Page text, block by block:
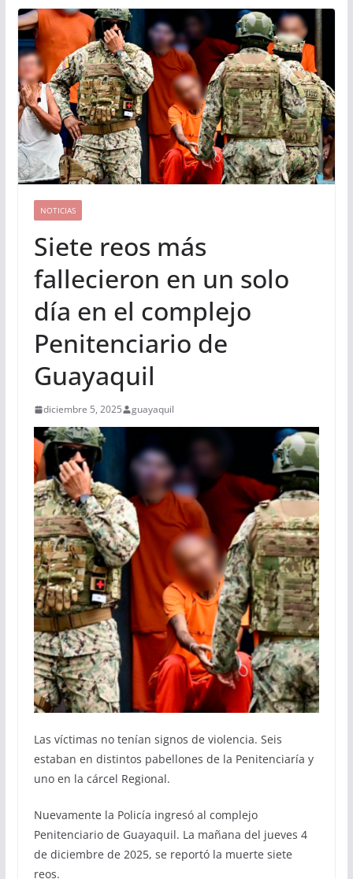
NOTICIAS
Siete reos más
fallecieron en un solo
día en el complejo
Penitenciario de
Guayaquil
diciembre 5, 2025 guayaquil
Las víctimas no tenían signos de violencia. Seis
estaban en distintos pabellones de la Penitenciaría y
uno en la cárcel Regional.
Nuevamente la Policía ingresó al complejo
Penitenciario de Guayaquil. La mañana del jueves 4
de diciembre de 2025, se reportó la muerte siete
reos.